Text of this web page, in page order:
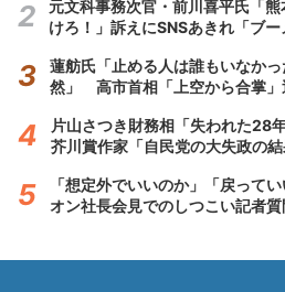
元文科事務次官・前川喜平氏「
けろ！」訴えにSNSあきれ「ブー
蓮舫氏「止める人は誰もいなか
然」 高市首相「上空から合掌」
片山さつき財務相「失われた28
芥川賞作家「自民党の大失政の結
「想定外でいいのか」「戻って
オン社長会見でのしつこい記者